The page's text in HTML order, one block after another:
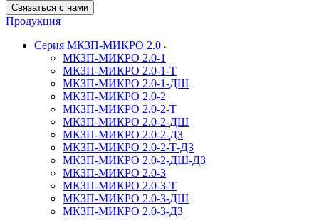
Связаться с нами
Продукция
Серия МКЗП-МИКРО 2.0
МКЗП-МИКРО 2.0-1
МКЗП-МИКРО 2.0-1-Т
МКЗП-МИКРО 2.0-1-ДШ
МКЗП-МИКРО 2.0-2
МКЗП-МИКРО 2.0-2-Т
МКЗП-МИКРО 2.0-2-ДШ
МКЗП-МИКРО 2.0-2-ДЗ
МКЗП-МИКРО 2.0-2-Т-ДЗ
МКЗП-МИКРО 2.0-2-ДШ-ДЗ
МКЗП-МИКРО 2.0-3
МКЗП-МИКРО 2.0-3-Т
МКЗП-МИКРО 2.0-3-ДШ
МКЗП-МИКРО 2.0-3-ДЗ